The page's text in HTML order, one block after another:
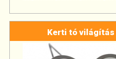
Kerti tó